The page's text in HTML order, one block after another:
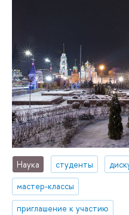
Наука студенты
мастер-классы
приглашение к участию